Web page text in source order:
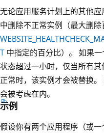
无论应用服务计划上的其他
中删除不正常实例（最大删除
T 中指定的百分比）。 如果
状态超过一小时，仅当所有
正常时，该实例才会被替换
会被考虑在内。
示例
假设你有两个应用程序（或